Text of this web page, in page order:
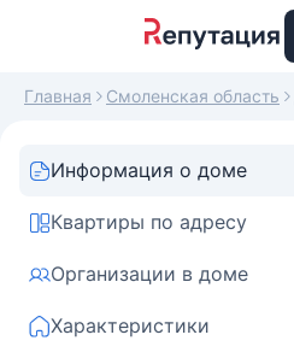
Главная Смоленская область
Информация о доме
Квартиры по адресу
Организации в доме
Характеристики